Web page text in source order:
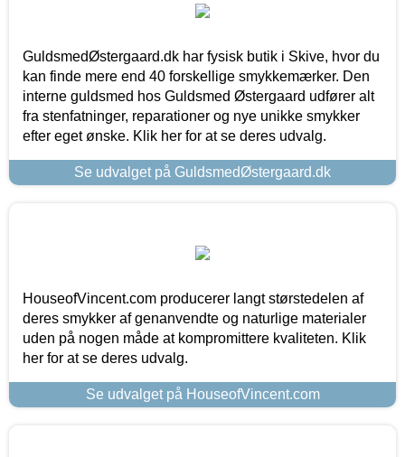
GuldsmedØstergaard.dk har fysisk butik i Skive, hvor du
kan finde mere end 40 forskellige smykkemærker. Den
interne guldsmed hos Guldsmed Østergaard udfører alt
fra stenfatninger, reparationer og nye unikke smykker
efter eget ønske. Klik her for at se deres udvalg.
Se udvalget på GuldsmedØstergaard.dk
HouseofVincent.com producerer langt størstedelen af
deres smykker af genanvendte og naturlige materialer
uden på nogen måde at kompromittere kvaliteten. Klik
her for at se deres udvalg.
Se udvalget på HouseofVincent.com